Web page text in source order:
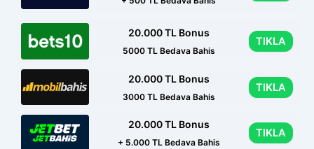
20.000 TL Bonus
5000 TL Bedava Bahis
TIKLA
20.000 TL Bonus
3000 TL Bedava Bahis
TIKLA
20.000 TL Bonus
+ 5.000 TL Bedava Bahis
TIKLA